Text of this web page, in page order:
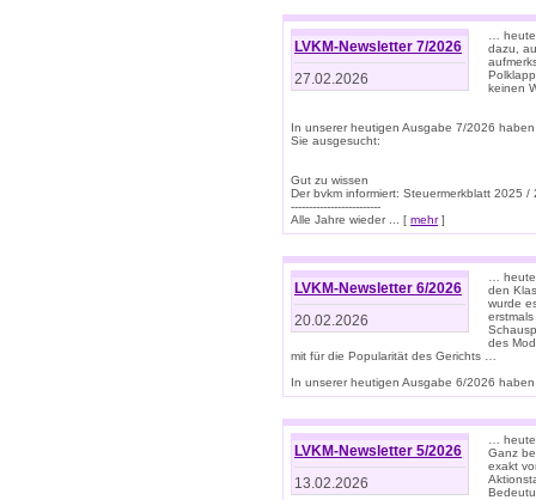
LVKM-Newsletter 7/2026
27.02.2026
…
dazu,
keinen
In unserer heutigen Ausgabe 7/2026
Sie ausgesucht:
Gut zu wissen
Der bvkm informiert: Steuermerkblatt 2025 /
-------------------------
Alle Jahre wieder ... [ mehr]
LVKM-Newsletter 6/2026
20.02.2026
…
den
wurde
des
mit für die Popularität des Gerichts …
In unserer heutigen Ausgabe 6/2026
LVKM-Newsletter 5/2026
13.02.2026
…
Ganz
exakt